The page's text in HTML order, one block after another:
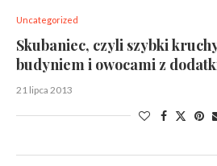
Uncategorized
Skubaniec, czyli szybki
budyniem i owocami z
21 lipca 2013